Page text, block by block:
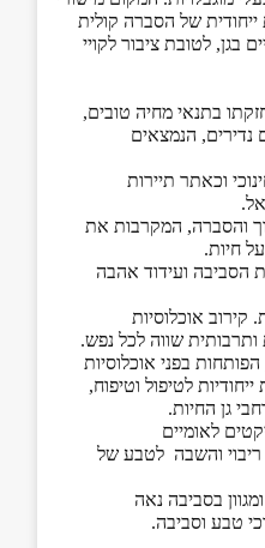
של הסברה קולית
בגן, לטובת ציבור לקויי
בתנאי מחיה טובים,
הנמצאים
וכאתר תיירות
והסברה, המקרבות את
חיות.
הסביבה ועידוד אהבה
קירוב אוכלוסיות
ותרבותית שווה לכל נפש.
בפני אוכלוסיות
לטיפול וטיפוח,
גן החיות.
לאומיים
ריבוי והשבה לטבע של
בסביבה נאה
טבע וסביבה.